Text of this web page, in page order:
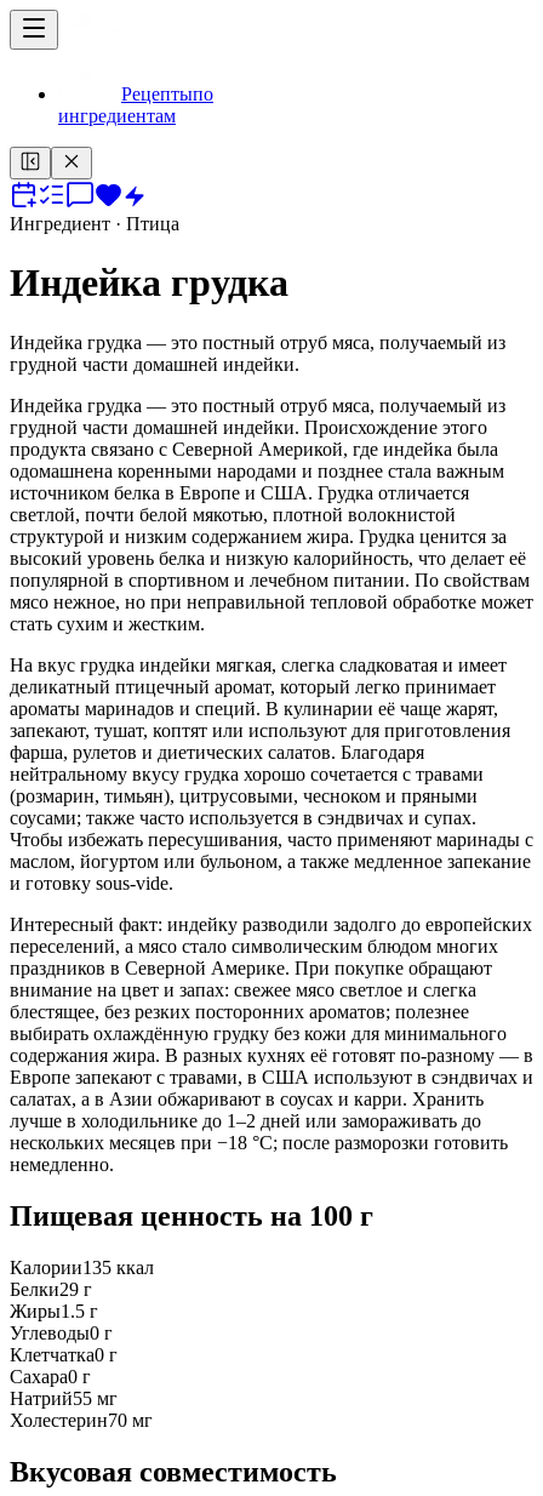
Рецептыпо
ингредиентам
Ингредиент · Птица
Индейка грудка
Индейка грудка — это постный отруб мяса, получаемый из
грудной части домашней индейки.
Индейка грудка — это постный отруб мяса, получаемый из
грудной части домашней индейки. Происхождение этого
продукта связано с Северной Америкой, где индейка была
одомашнена коренными народами и позднее стала важным
источником белка в Европе и США. Грудка отличается
светлой, почти белой мякотью, плотной волокнистой
структурой и низким содержанием жира. Грудка ценится за
высокий уровень белка и низкую калорийность, что делает её
популярной в спортивном и лечебном питании. По свойствам
мясо нежное, но при неправильной тепловой обработке может
стать сухим и жестким.
На вкус грудка индейки мягкая, слегка сладковатая и имеет
деликатный птицечный аромат, который легко принимает
ароматы маринадов и специй. В кулинарии её чаще жарят,
запекают, тушат, коптят или используют для приготовления
фарша, рулетов и диетических салатов. Благодаря
нейтральному вкусу грудка хорошо сочетается с травами
(розмарин, тимьян), цитрусовыми, чесноком и пряными
соусами; также часто используется в сэндвичах и супах.
Чтобы избежать пересушивания, часто применяют маринады с
маслом, йогуртом или бульоном, а также медленное запекание
и готовку sous-vide.
Интересный факт: индейку разводили задолго до европейских
переселений, а мясо стало символическим блюдом многих
праздников в Северной Америке. При покупке обращают
внимание на цвет и запах: свежее мясо светлое и слегка
блестящее, без резких посторонних ароматов; полезнее
выбирать охлаждённую грудку без кожи для минимального
содержания жира. В разных кухнях её готовят по-разному — в
Европе запекают с травами, в США используют в сэндвичах и
салатах, а в Азии обжаривают в соусах и карри. Хранить
лучше в холодильнике до 1–2 дней или замораживать до
нескольких месяцев при −18 °C; после разморозки готовить
немедленно.
Пищевая ценность на 100 г
Калории135 ккал
Белки29 г
Жиры1.5 г
Углеводы0 г
Клетчатка0 г
Сахара0 г
Натрий55 мг
Холестерин70 мг
Вкусовая совместимость